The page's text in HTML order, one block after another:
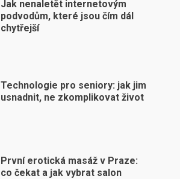
Jak nenaletět internetovým
podvodům, které jsou čím dál
chytřejší
Technologie pro seniory: jak jim
usnadnit, ne zkomplikovat život
První erotická masáž v Praze:
co čekat a jak vybrat salon